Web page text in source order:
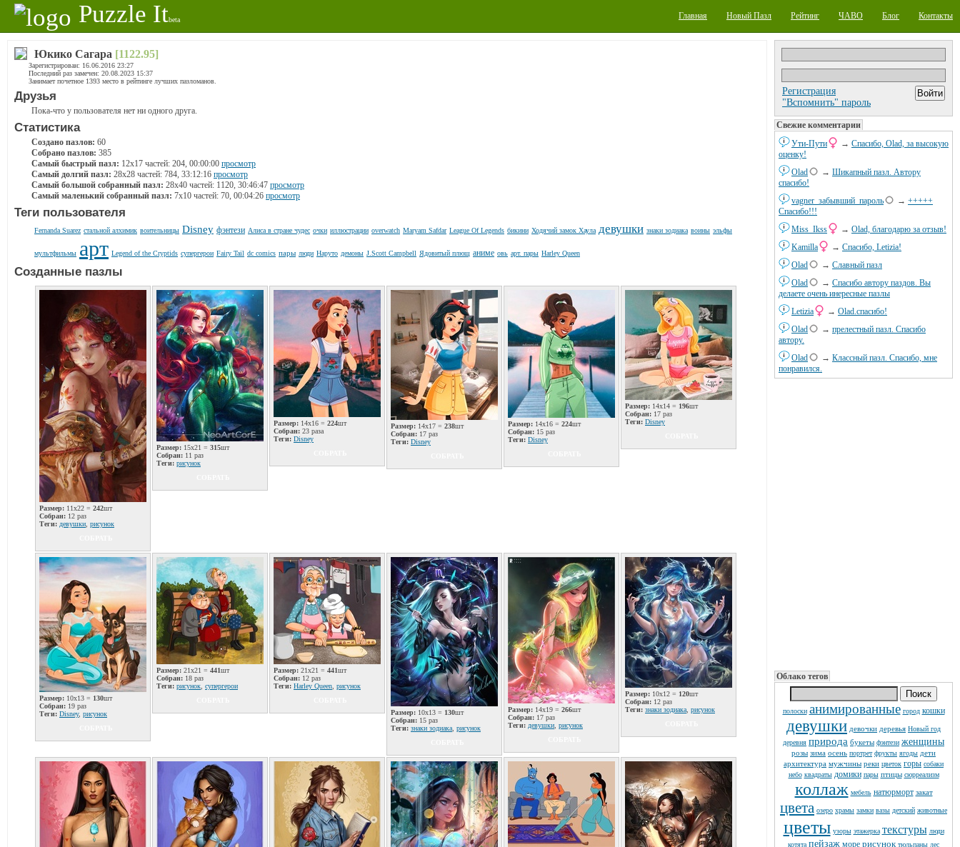
Puzzle Itbeta Главная Новый Пазл Рейтинг ЧАВО Блог Контакты
Регистрация
"Вспомнить" пароль
Свежие комментарии
Ути-Пути
→ Спасибо, Olad, за высокую
оценку!
Olad
→ Шикапный пазл. Автору
спасибо!
vagner_забывший_пароль
→ +++++
Спасибо!!!
Miss_Ikss
→ Olad, благодарю за отзыв!
Kamilla
→ Спасибо, Letizia!
Olad
→ Славный пазл
Olad
→ Спасибо автору паздов. Вы
делаете очень инересные пазлы
Letizia
→ Olad.спасибо!
Olad
→ прелестный пазл. Спасибо
автору.
Olad
→ Классный пазл. Спасибо, мне
понравился.
Облако тегов
полоски анимированные город кошки
девушки девочки деревья Новый год
деревня природа букеты фэнтези женщины
розы зима осень портрет фрукты ягоды дети
архитектура мужчины реки цветок горы собаки
небо квадраты домики пары птицы сюрреализм
коллаж мебель натюрморт закат
цвета озеро храмы замки вазы детский животные
цветы узоры этажерка текстуры люди
котята пейзаж море рисунок тюльпаны лес
Юкико Сагара [1122.95]
Зарегистрирован: 16.06.2016 23:27
Последний раз замечен: 20.08.2023 15:37
Занимает почетное 1393 место в рейтинге лучших пазломанов.
Друзья
Пока-что у пользователя нет ни одного друга.
Статистика
Создано пазлов: 60
Собрано пазлов: 385
Самый быстрый пазл: 12x17 частей: 204, 00:00:00 просмотр
Самый долгий пазл: 28x28 частей: 784, 33:12:16 просмотр
Самый большой собранный пазл: 28x40 частей: 1120, 30:46:47 просмотр
Самый маленький собранный пазл: 7x10 частей: 70, 00:04:26 просмотр
Теги пользователя
Fernanda Suarez стальной алхимик воительницы Disney фэнтези Алиса в стране чудес очки иллюстрации overwatch Maryam Safdar League Of Legends бикини Ходячий замок Хаула девушки знаки зодиака воины эльфы
мультфильмы арт Legend of the Cryptids супергерои Fairy Tail dc comics пары люди Наруто демоны J.Scott Campbell Ядовитый плющ аниме овь арт. пары Harley Queen
Созданные пазлы
Размер: 11x22 = 242шт
Собран: 12 раз
Теги: девушки рисунок
Размер: 15x21 = 315шт
Собран: 11 раз
Теги: рисунок
Размер: 14x16 = 224шт
Собран: 23 раза
Теги: Disney
Размер: 14x17 = 238шт
Собран: 17 раз
Теги: Disney
Размер: 14x16 = 224шт
Собран: 15 раз
Теги: Disney
Размер: 14x14 = 196шт
Собран: 17 раз
Теги: Disney
Размер: 10x13 = 130шт
Собран: 19 раз
Теги: Disney, рисунок
Размер: 21x21 = 441шт
Собран: 18 раз
Теги: рисунок супергерои
Размер: 21x21 = 441шт
Собран: 12 раз
Теги: Harley Queen рисунок
Размер: 10x13 = 130шт
Собран: 15 раз
Теги: знаки зодиака рисунок
Размер: 14x19 = 266шт
Собран: 17 раз
Теги: девушки рисунок
Размер: 10x12 = 120шт
Собран: 12 раз
Теги: знаки зодиака рисунок